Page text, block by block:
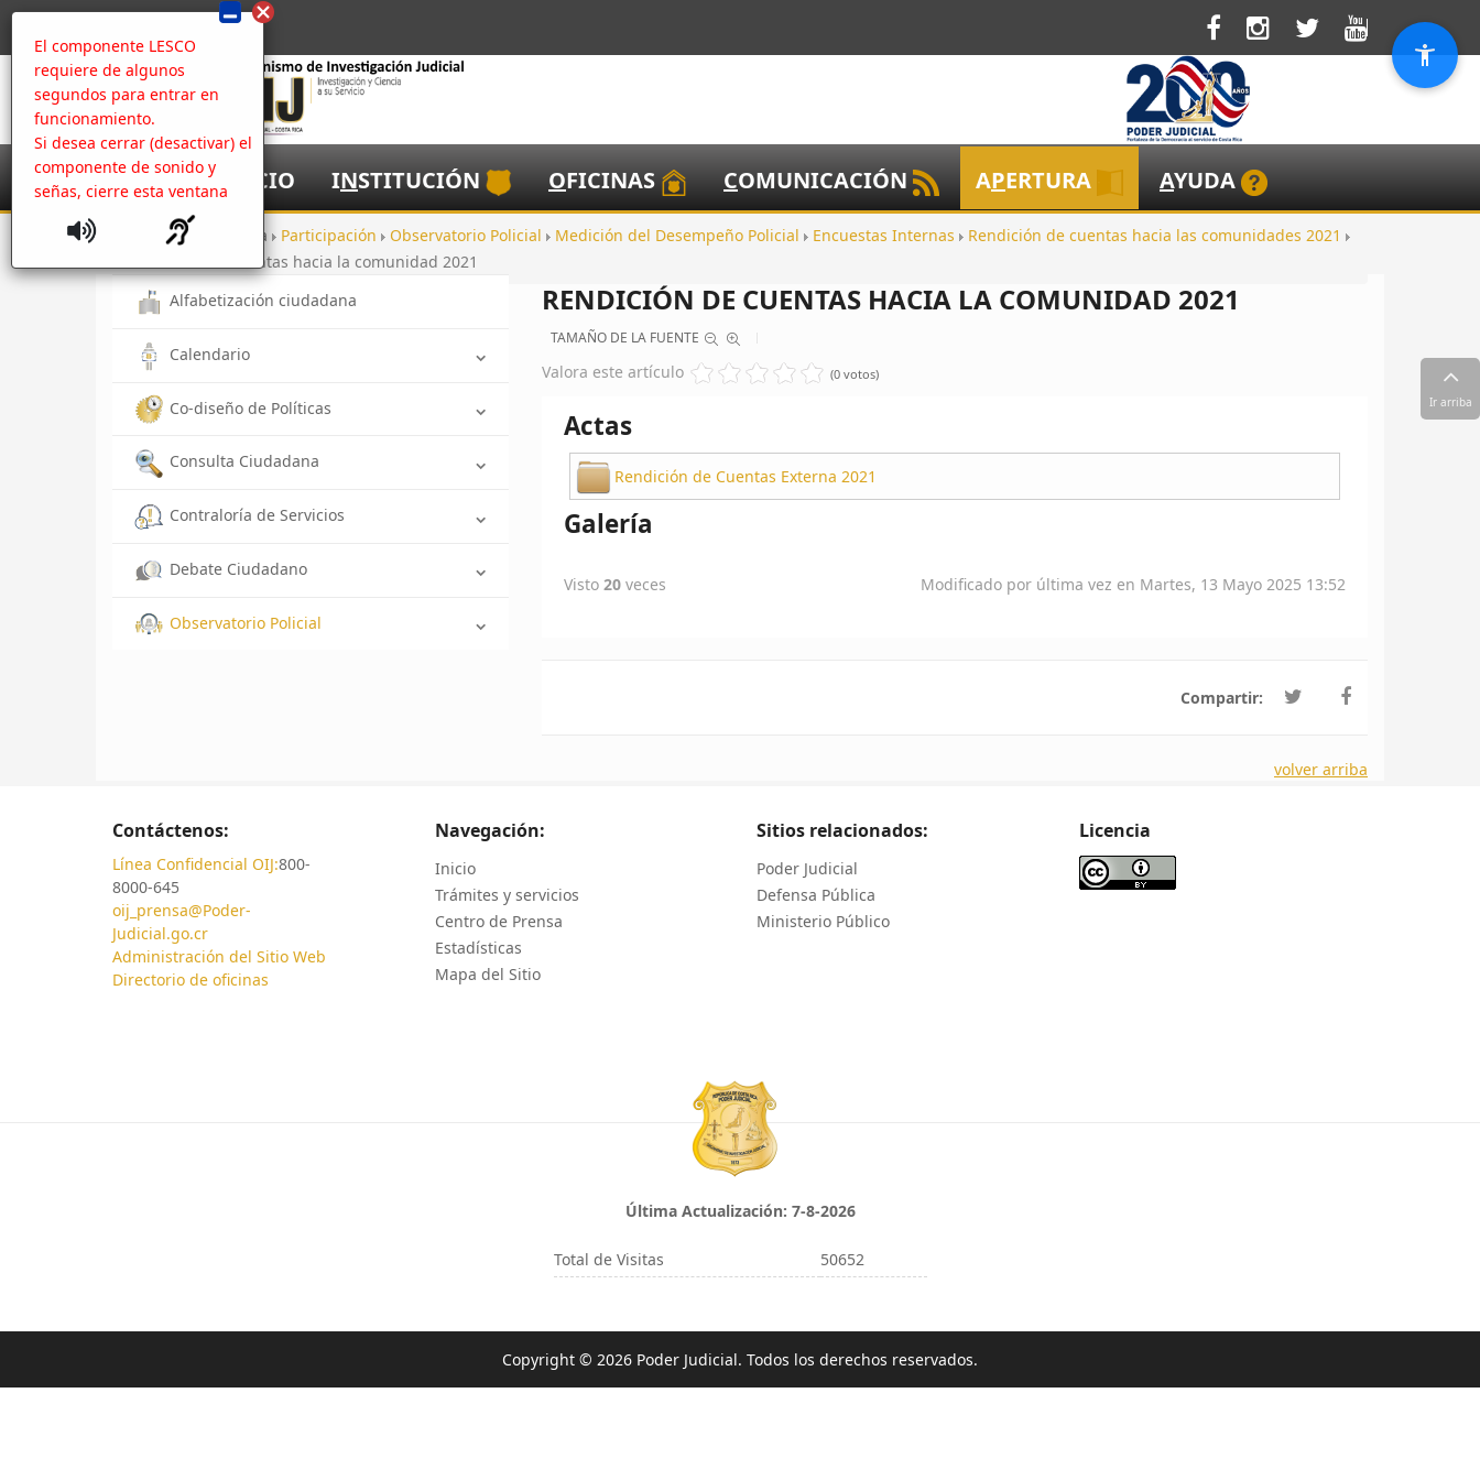
El componente LESCO
requiere de algunos
segundos para entrar en
funcionamiento.
Si desea cerrar (desactivar) el
componente de sonido y
señas, cierre esta ventana
NICIO INSTITUCIÓN OFICINAS COMUNICACIÓN APERTURA AYUDA
Inicio Apertura Participación Observatorio Policial Medición del Desempeño Policial Encuestas Internas
Rendición de cuentas hacia las comunidades 2021
Rendición de cuentas hacia la comunidad 2021
Alfabetización ciudadana
Calendario
Co-diseño de Políticas
Consulta Ciudadana
Contraloría de Servicios
Debate Ciudadano
Observatorio Policial
RENDICIÓN DE CUENTAS HACIA LA COMUNIDAD 2021
TAMAÑO DE LA FUENTE
Valora este artículo (0 votos)
Actas
Rendición de Cuentas Externa 2021
Galería
Visto 20 veces Modificado por última vez en Martes, 13 Mayo 2025 13:52
Compartir:
volver arriba
Contáctenos:
Línea Confidencial OIJ:800-
8000-645
oij_prensa@Poder-
Judicial.go.cr
Administración del Sitio Web
Directorio de oficinas
Navegación:
Inicio
Trámites y servicios
Centro de Prensa
Estadísticas
Mapa del Sitio
Sitios relacionados:
Poder Judicial
Defensa Pública
Ministerio Público
Licencia
Última Actualización: 7-8-2026
Total de Visitas 50652
Copyright © 2026 Poder Judicial. Todos los derechos reservados.
Ir arriba